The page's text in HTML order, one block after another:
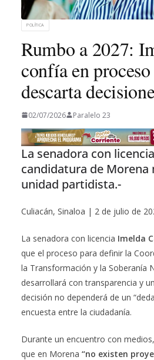
POLÍTICA
Rumbo a 2027:
confía en
descarta
02/07/2026 Paralelo 23
La senadora con
candidatura de Morena
unidad partidista.-
Culiacán, Sinaloa | 2 de julio de
La senadora con licencia Imelda
que el proceso para definir la
la Transformación y la Soberanía
desarrollará con transparencia y
decisión no dependerá de un
encuesta entre la ciudadanía.
Durante un encuentro con
que en Morena “no existen